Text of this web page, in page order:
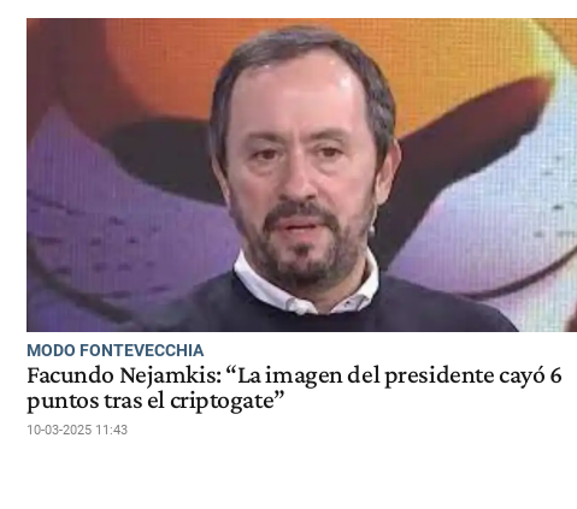
MODO FONTEVECCHIA
Facundo Nejamkis: “La imagen del presidente cayó 6
puntos tras el criptogate”
10-03-2025 11:43